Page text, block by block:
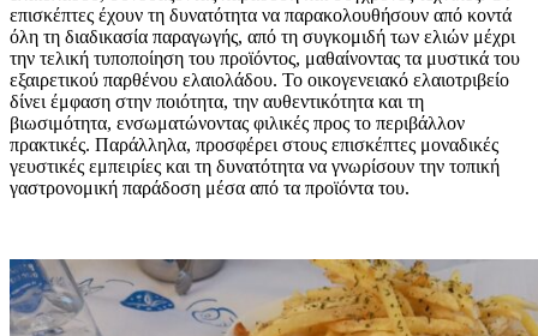
επισκέπτες έχουν τη δυνατότητα να παρακολουθήσουν από κοντά
όλη τη διαδικασία παραγωγής, από τη συγκομιδή των ελιών μέχρι
την τελική τυποποίηση του προϊόντος, μαθαίνοντας τα μυστικά του
εξαιρετικού παρθένου ελαιολάδου. Το οικογενειακό ελαιοτριβείο
δίνει έμφαση στην ποιότητα, την αυθεντικότητα και τη
βιωσιμότητα, ενσωματώνοντας φιλικές προς το περιβάλλον
πρακτικές. Παράλληλα, προσφέρει στους επισκέπτες μοναδικές
γευστικές εμπειρίες και τη δυνατότητα να γνωρίσουν την τοπική
γαστρονομική παράδοση μέσα από τα προϊόντα του.